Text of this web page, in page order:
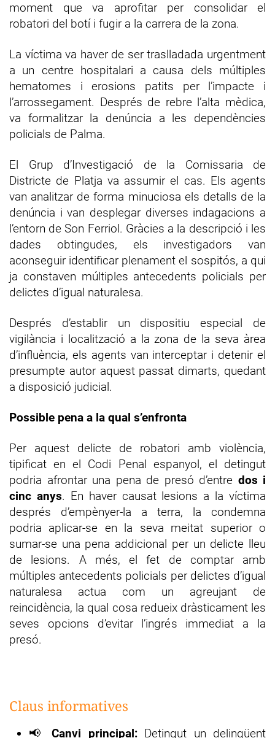
moment que va aprofitar per consolidar el
robatori del botí i fugir a la carrera de la zona.
La víctima va haver de ser traslladada urgentment
a un centre hospitalari a causa dels múltiples
hematomes i erosions patits per l’impacte i
l’arrossegament. Després de rebre l’alta mèdica,
va formalitzar la denúncia a les dependències
policials de Palma.
El Grup d’Investigació de la Comissaria de
Districte de Platja va assumir el cas. Els agents
van analitzar de forma minuciosa els detalls de la
denúncia i van desplegar diverses indagacions a
l’entorn de Son Ferriol. Gràcies a la descripció i les
dades obtingudes, els investigadors van
aconseguir identificar plenament el sospitós, a qui
ja constaven múltiples antecedents policials per
delictes d’igual naturalesa.
Després d’establir un dispositiu especial de
vigilància i localització a la zona de la seva àrea
d’influència, els agents van interceptar i detenir el
presumpte autor aquest passat dimarts, quedant
a disposició judicial.
Possible pena a la qual s’enfronta
Per aquest delicte de robatori amb violència,
tipificat en el Codi Penal espanyol, el detingut
podria afrontar una pena de presó d’entre dos i
cinc anys. En haver causat lesions a la víctima
després d’empènyer-la a terra, la condemna
podria aplicar-se en la seva meitat superior o
sumar-se una pena addicional per un delicte lleu
de lesions. A més, el fet de comptar amb
múltiples antecedents policials per delictes d’igual
naturalesa actua com un agreujant de
reincidència, la qual cosa redueix dràsticament les
seves opcions d’evitar l’ingrés immediat a la
presó.
Claus informatives
📢 Canvi principal:Detingut un delinqüent